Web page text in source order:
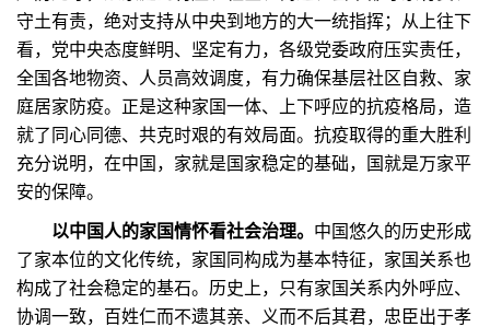
守土有责，绝对支持从中央到地方的大一统指挥；从上往下
看，党中央态度鲜明、坚定有力，各级党委政府压实责任，
全国各地物资、人员高效调度，有力确保基层社区自救、家
庭居家防疫。正是这种家国一体、上下呼应的抗疫格局，造
就了同心同德、共克时艰的有效局面。抗疫取得的重大胜利
充分说明，在中国，家就是国家稳定的基础，国就是万家平
安的保障。
以中国人的家国情怀看社会治理。 中国悠久的历史形成
了家本位的文化传统，家国同构成为基本特征，家国关系也
构成了社会稳定的基石。历史上，只有家国关系内外呼应、
协调一致，百姓仁而不遗其亲、义而不后其君，忠臣出于孝